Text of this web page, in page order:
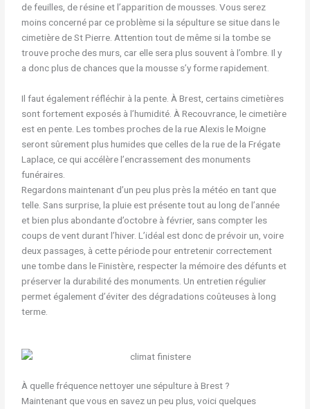
de feuilles, de résine et l’apparition de mousses. Vous serez
moins concerné par ce problème si la sépulture se situe dans le
cimetière de St Pierre. Attention tout de même si la tombe se
trouve proche des murs, car elle sera plus souvent à l’ombre. Il y
a donc plus de chances que la mousse s’y forme rapidement.
Il faut également réfléchir à la pente. À Brest, certains cimetières
sont fortement exposés à l’humidité. À Recouvrance, le cimetière
est en pente. Les tombes proches de la rue Alexis le Moigne
seront sûrement plus humides que celles de la rue de la Frégate
Laplace, ce qui accélère l’encrassement des monuments
funéraires.
Regardons maintenant d’un peu plus près la météo en tant que
telle. Sans surprise, la pluie est présente tout au long de l’année
et bien plus abondante d’octobre à février, sans compter les
coups de vent durant l’hiver. L’idéal est donc de prévoir un, voire
deux passages, à cette période pour entretenir correctement
une tombe dans le Finistère, respecter la mémoire des défunts et
préserver la durabilité des monuments. Un entretien régulier
permet également d’éviter des dégradations coûteuses à long
terme.
À quelle fréquence nettoyer une sépulture à Brest ?
Maintenant que vous en savez un peu plus, voici quelques